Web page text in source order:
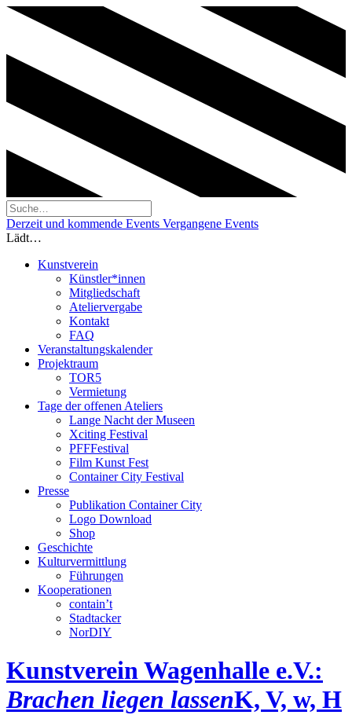
Derzeit und kommende Events Vergangene Events
Lädt…
Kunstverein
Künstler*innen
Mitgliedschaft
Ateliervergabe
Kontakt
FAQ
Veranstaltungskalender
Projektraum
TOR5
Vermietung
Tage der offenen Ateliers
Lange Nacht der Museen
Xciting Festival
PFFFestival
Film Kunst Fest
Container City Festival
Presse
Publikation Container City
Logo Download
Shop
Geschichte
Kulturvermittlung
Führungen
Kooperationen
contain’t
Stadtacker
NorDIY
Kunstverein Wagenhalle e.V.:
Brachen liegen lassenK, V, w, H